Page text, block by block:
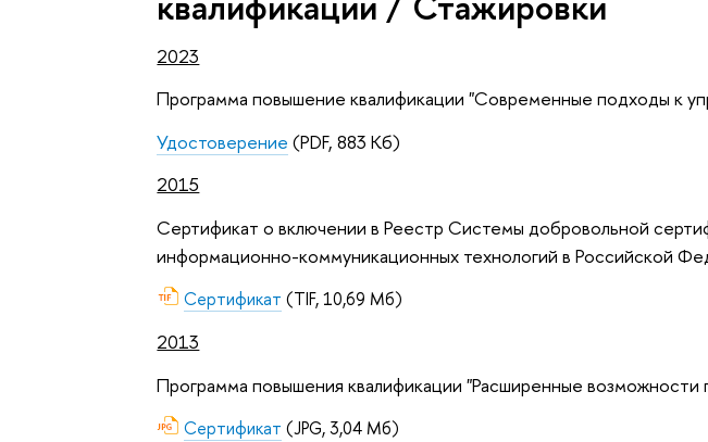
2023
Программа повышение квалификации "Современные подходы к
Удостоверение (PDF, 883 Кб)
2015
Сертификат о включении в Реестр Системы добровольной
информационно-коммуникационных технологий в Российской
Сертификат (TIF, 10,69 Мб)
2013
Программа повышения квалификации "Расширенные возможности
Сертификат (JPG, 3,04 Мб)